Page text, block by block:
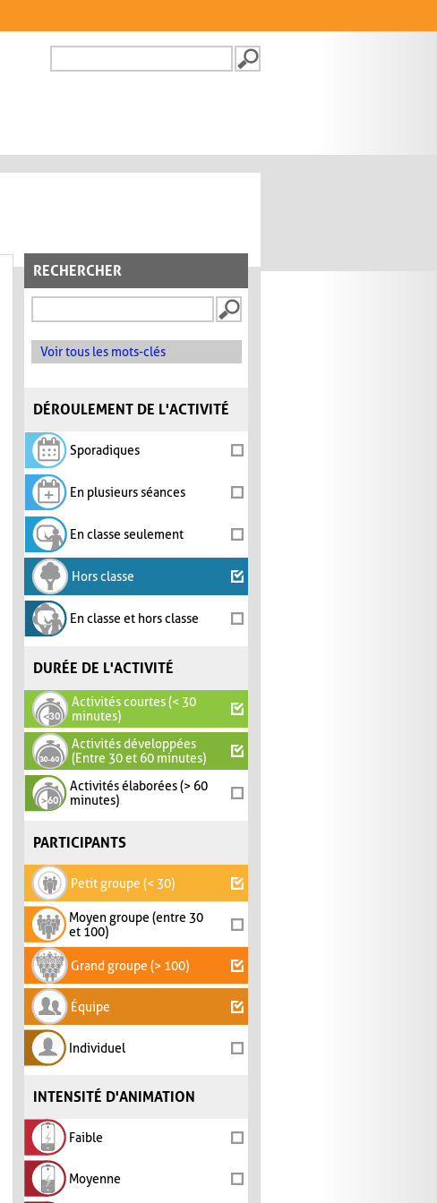
FORMULAIRE DE
RECHERCHER
Voir tous les mots-clés
DÉROULEMENT DE L'ACTIVITÉ
Sporadiques
En plusieurs séances
En classe seulement
Hors classe
En classe et hors classe
DURÉE DE L'ACTIVITÉ
Activités courtes (< 30
minutes)
Activités développées
(Entre 30 et 60 minutes)
Activités élaborées (> 60
minutes)
PARTICIPANTS
Petit groupe (< 30)
Moyen groupe (entre 30
et 100)
Grand groupe (> 100)
Équipe
Individuel
INTENSITÉ D'ANIMATION
Faible
Moyenne